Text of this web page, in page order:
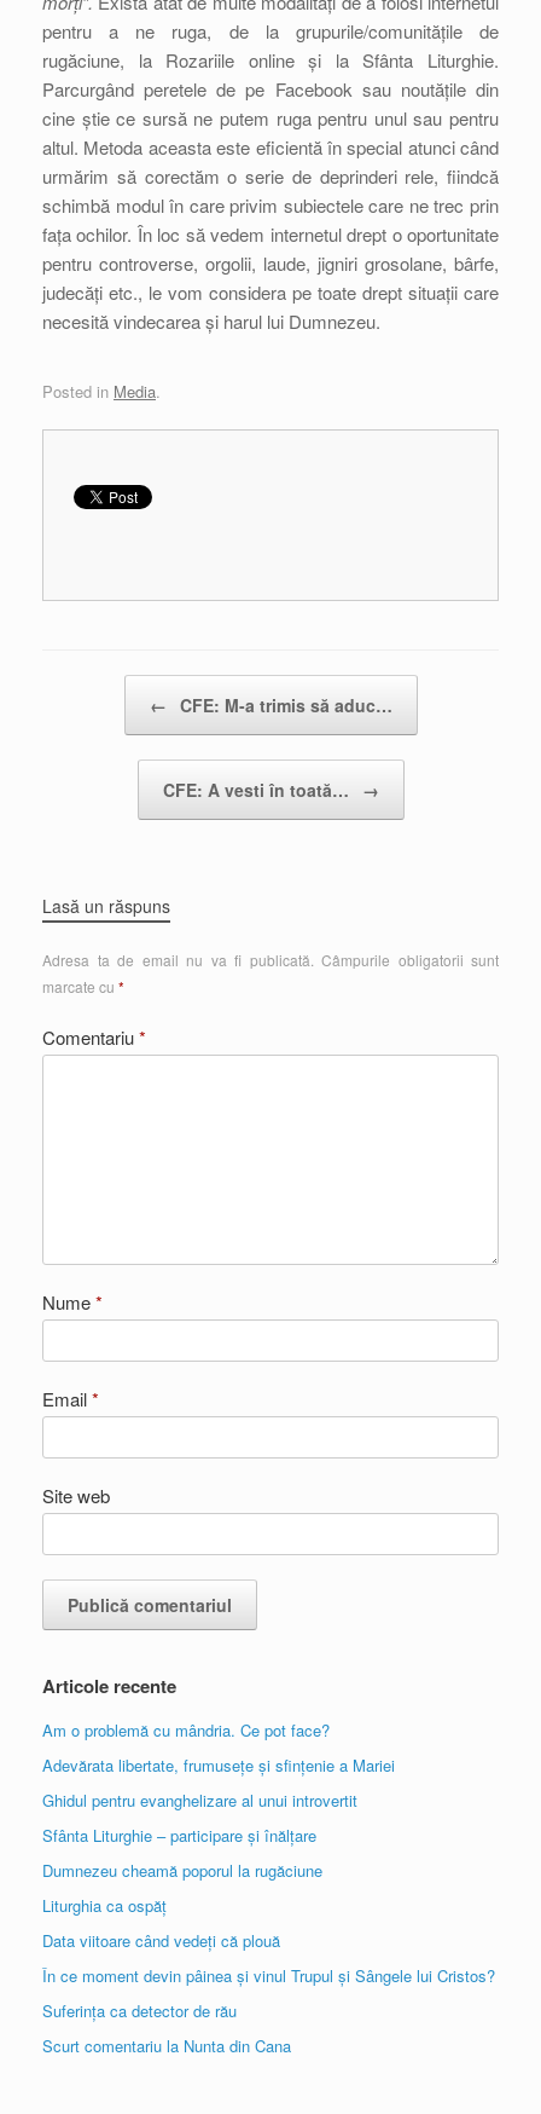
pentru a ne ruga, de la grupurile/comunitățile de
rugăciune, la Rozariile online și la Sfânta Liturghie.
Parcurgând peretele de pe Facebook sau noutățile din
cine știe ce sursă ne putem ruga pentru unul sau pentru
altul. Metoda aceasta este eficientă în special atunci când
urmărim să corectăm o serie de deprinderi rele, fiindcă
schimbă modul în care privim subiectele care ne trec prin
fața ochilor. În loc să vedem internetul drept o oportunitate
pentru controverse, orgolii, laude, jigniri grosolane, bârfe,
judecăți etc., le vom considera pe toate drept situații care
necesită vindecarea și harul lui Dumnezeu.
Posted in Media.
← CFE: M-a trimis să aduc…
CFE: A vesti în toată… →
Lasă un răspuns
Adresa ta de email nu va fi publicată. Câmpurile obligatorii sunt
marcate cu *
Comentariu*
Nume*
Email*
Site web
Articole recente
Am o problemă cu mândria. Ce pot face?
Adevărata libertate, frumusețe și sfințenie a Mariei
Ghidul pentru evanghelizare al unui introvertit
Sfânta Liturghie – participare și înălțare
Dumnezeu cheamă poporul la rugăciune
Liturghia ca ospăț
Data viitoare când vedeți că plouă
În ce moment devin pâinea și vinul Trupul și Sângele lui Cristos?
Suferința ca detector de rău
Scurt comentariu la Nunta din Cana